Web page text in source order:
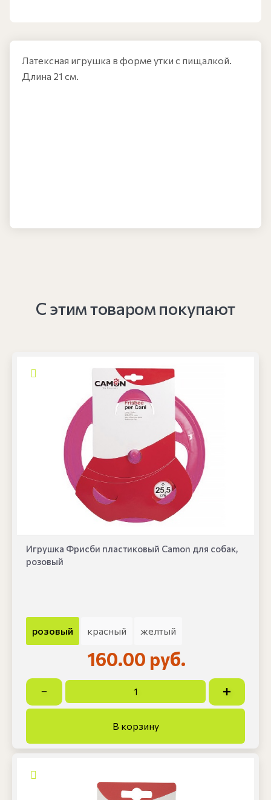
Латексная игрушка в форме утки с пищалкой.
Длина 21 см.
С этим товаром покупают
Игрушка Фрисби пластиковый Camon для собак,
розовый
розовый красный желтый
160.00 руб.